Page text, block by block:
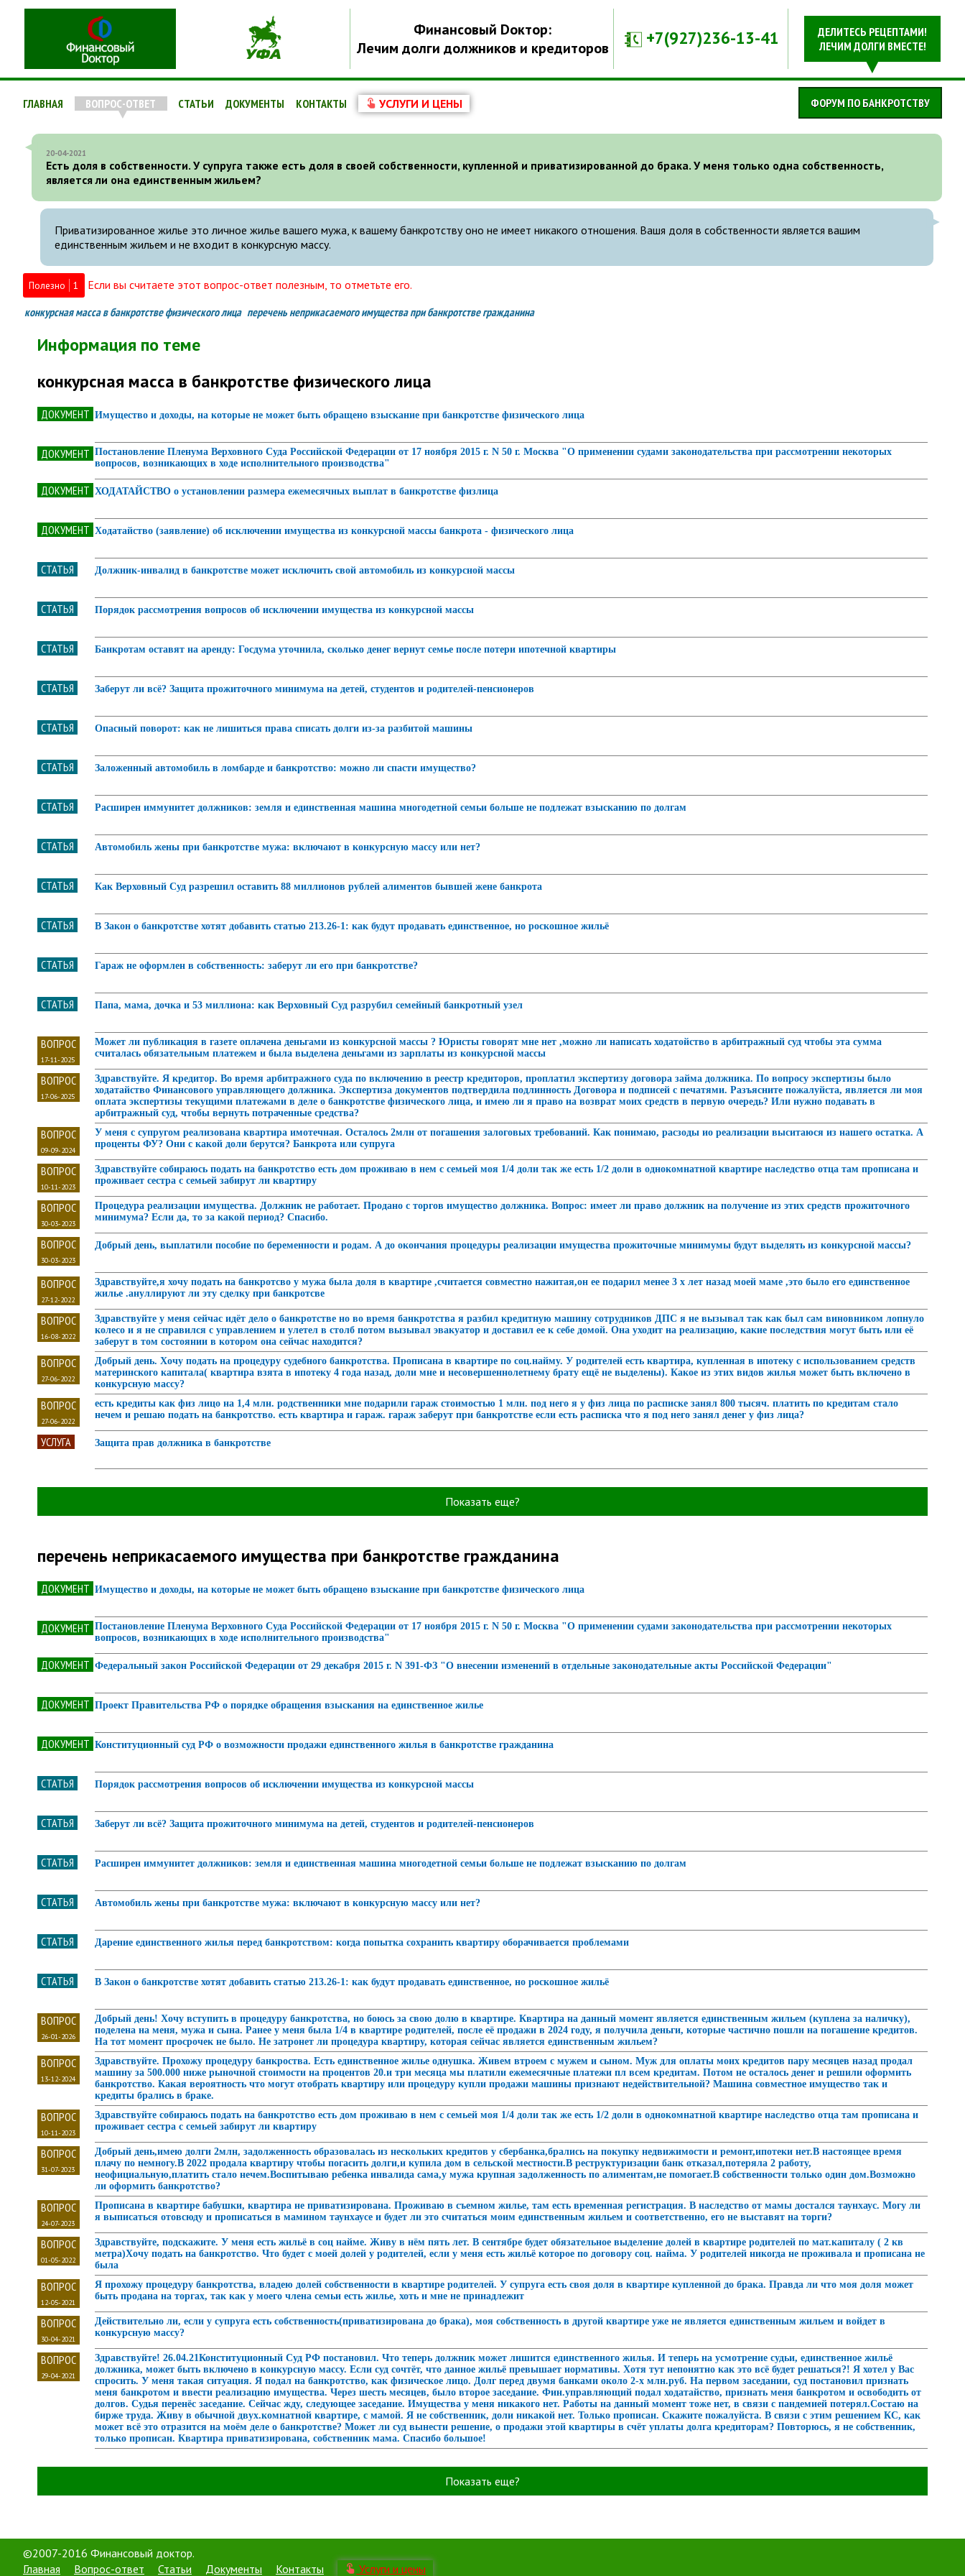
Финансовый Dоктор:
Лечим долги должников и кредиторов
+7(927)236-13-41
ДЕЛИТЕСЬ РЕЦЕПТАМИ!
ЛЕЧИМ ДОЛГИ ВМЕСТЕ!
ФОРУМ ПО БАНКРОТСТВУ
ГЛАВНАЯ ВОПРОС-ОТВЕТ СТАТЬИ ДОКУМЕНТЫ КОНТАКТЫ УСЛУГИ И ЦЕНЫ
20-04-2021
Есть доля в собственности. У супруга также есть доля в своей собственности, купленной и приватизированной до брака. У меня только одна собственность,
является ли она единственным жильем?
Приватизированное жилье это личное жилье вашего мужа, к вашему банкротству оно не имеет никакого отношения. Вашя доля в собственности является вашим
единственным жильем и не входит в конкурсную массу.
Полезно 1
Если вы считаете этот вопрос-ответ полезным, то отметьте его.
конкурсная масса в банкротстве физического лица перечень неприкасаемого имущества при банкротстве гражданина
Информация по теме
конкурсная масса в банкротстве физического лица
ДОКУМЕНТ Имущество и доходы, на которые не может быть обращено взыскание при банкротстве физического лица
ДОКУМЕНТ Постановление Пленума Верховного Суда Российской Федерации от 17 ноября 2015 г. N 50 г. Москва "О применении судами законодательства при рассмотрении некоторых
вопросов, возникающих в ходе исполнительного производства"
ДОКУМЕНТ ХОДАТАЙСТВО о установлении размера ежемесячных выплат в банкротстве физлица
ДОКУМЕНТ Ходатайство (заявление) об исключении имущества из конкурсной массы банкрота - физического лица
СТАТЬЯ Должник-инвалид в банкротстве может исключить свой автомобиль из конкурсной массы
СТАТЬЯ Порядок рассмотрения вопросов об исключении имущества из конкурсной массы
СТАТЬЯ Банкротам оставят на аренду: Госдума уточнила, сколько денег вернут семье после потери ипотечной квартиры
СТАТЬЯ Заберут ли всё? Защита прожиточного минимума на детей, студентов и родителей-пенсионеров
СТАТЬЯ Опасный поворот: как не лишиться права списать долги из-за разбитой машины
СТАТЬЯ Заложенный автомобиль в ломбарде и банкротство: можно ли спасти имущество?
СТАТЬЯ Расширен иммунитет должников: земля и единственная машина многодетной семьи больше не подлежат взысканию по долгам
СТАТЬЯ Автомобиль жены при банкротстве мужа: включают в конкурсную массу или нет?
СТАТЬЯ Как Верховный Суд разрешил оставить 88 миллионов рублей алиментов бывшей жене банкрота
СТАТЬЯ В Закон о банкротстве хотят добавить статью 213.26-1: как будут продавать единственное, но роскошное жильё
СТАТЬЯ Гараж не оформлен в собственность: заберут ли его при банкротстве?
СТАТЬЯ Папа, мама, дочка и 53 миллиона: как Верховный Суд разрубил семейный банкротный узел
ВОПРОС
17-11-2025
Может ли публикация в газете оплачена деньгами из конкурсной массы ? Юристы говорят мне нет ,можно ли написать ходатойство в арбитражный суд чтобы эта сумма
считалась обязательным платежем и была выделена деньгами из зарплаты из конкурсной массы
ВОПРОС
17-06-2025
Здравствуйте. Я кредитор. Во время арбитражного суда по включению в реестр кредиторов, проплатил экспертизу договора займа должника. По вопросу экспертизы было
ходатайство Финансового управляющего должника. Экспертиза документов подтвердила подлинность Договора и подписей с печатями. Разъясните пожалуйста, является ли моя
оплата экспертизы текущими платежами в деле о банкротстве физического лица, и имею ли я право на возврат моих средств в первую очередь? Или нужно подавать в
арбитражный суд, чтобы вернуть потраченные средства?
ВОПРОС
09-09-2024
У меня с супругом реализована квартира имотечная. Осталось 2млн от погашения залоговых требований. Как понимаю, расзоды ио реализации выситаюся из нашего остатка. А
проценты ФУ? Они с какой доли берутся? Банкрота или супруга
ВОПРОС
10-11-2023
Здравствуйте собираюсь подать на банкротство есть дом проживаю в нем с семьей моя 1/4 доли так же есть 1/2 доли в однокомнатной квартире наследство отца там прописана и
проживает сестра с семьей забирут ли квартиру
ВОПРОС
30-03-2023
Процедура реализации имущества. Должник не работает. Продано с торгов имущество должника. Вопрос: имеет ли право должник на получение из этих средств прожиточного
минимума? Если да, то за какой период? Спасибо.
ВОПРОС
30-03-2023
Добрый день, выплатили пособие по беременности и родам. А до окончания процедуры реализации имущества прожиточные минимумы будут выделять из конкурсной массы?
ВОПРОС
27-12-2022
Здравствуйте,я хочу подать на банкротсво у мужа была доля в квартире ,считается совместно нажитая,он ее подарил менее 3 х лет назад моей маме ,это было его единственное
жилье .ануллируют ли эту сделку при банкротсве
ВОПРОС
16-08-2022
Здравствуйте у меня сейчас идёт дело о банкротстве но во время банкротства я разбил кредитную машину сотрудников ДПС я не вызывал так как был сам виновником лопнуло
колесо и я не справился с управлением и улетел в столб потом вызывал эвакуатор и доставил ее к себе домой. Она уходит на реализацию, какие последствия могут быть или её
заберут в том состоянии в котором она сейчас находится?
ВОПРОС
27-06-2022
Добрый день. Хочу подать на процедуру судебного банкротства. Прописана в квартире по соц.найму. У родителей есть квартира, купленная в ипотеку с использованием средств
материнского капитала( квартира взята в ипотеку 4 года назад, доли мне и несовершеннолетнему брату ещё не выделены). Какое из этих видов жилья может быть включено в
конкурсную массу?
ВОПРОС
27-06-2022
есть кредиты как физ лицо на 1,4 млн. родственники мне подарили гараж стоимостью 1 млн. под него я у физ лица по расписке занял 800 тысяч. платить по кредитам стало
нечем и решаю подать на банкротство. есть квартира и гараж. гараж заберут при банкротстве если есть расписка что я под него занял денег у физ лица?
УСЛУГА Защита прав должника в банкротстве
Показать еще?
перечень неприкасаемого имущества при банкротстве гражданина
ДОКУМЕНТ Имущество и доходы, на которые не может быть обращено взыскание при банкротстве физического лица
ДОКУМЕНТ Постановление Пленума Верховного Суда Российской Федерации от 17 ноября 2015 г. N 50 г. Москва "О применении судами законодательства при рассмотрении некоторых
вопросов, возникающих в ходе исполнительного производства"
ДОКУМЕНТ Федеральный закон Российской Федерации от 29 декабря 2015 г. N 391-ФЗ "О внесении изменений в отдельные законодательные акты Российской Федерации"
ДОКУМЕНТ Проект Правительства РФ о порядке обращения взыскания на единственное жилье
ДОКУМЕНТ Конституционный суд РФ о возможности продажи единственного жилья в банкротстве гражданина
СТАТЬЯ Порядок рассмотрения вопросов об исключении имущества из конкурсной массы
СТАТЬЯ Заберут ли всё? Защита прожиточного минимума на детей, студентов и родителей-пенсионеров
СТАТЬЯ Расширен иммунитет должников: земля и единственная машина многодетной семьи больше не подлежат взысканию по долгам
СТАТЬЯ Автомобиль жены при банкротстве мужа: включают в конкурсную массу или нет?
СТАТЬЯ Дарение единственного жилья перед банкротством: когда попытка сохранить квартиру оборачивается проблемами
СТАТЬЯ В Закон о банкротстве хотят добавить статью 213.26-1: как будут продавать единственное, но роскошное жильё
ВОПРОС
26-01-2026
Добрый день! Хочу вступить в процедуру банкротства, но боюсь за свою долю в квартире. Квартира на данный момент является единственным жильем (куплена за наличку),
поделена на меня, мужа и сына. Ранее у меня была 1/4 в квартире родителей, после её продажи в 2024 году, я получила деньги, которые частично пошли на погашение кредитов.
На тот момент просрочек не было. Не затронет ли процедура квартиру, которая сейчас является единственным жильем?
ВОПРОС
13-12-2024
Здравствуйте. Прохожу процедуру банкроства. Есть единственное жилье однушка. Живем втроем с мужем и сыном. Муж для оплаты моих кредитов пару месяцев назад продал
машину за 500.000 ниже рыночной стоимости на процентов 20.и три месяца мы платили ежемесячные платежи пл всем кредитам. Потом не осталось денег и решили оформить
банкротство. Какая вероятность что могут отобрать квартиру или процедуру купли продажи машины признают недействительной? Машина совместное имущество так и
кредиты брались в браке.
ВОПРОС
10-11-2023
Здравствуйте собираюсь подать на банкротство есть дом проживаю в нем с семьей моя 1/4 доли так же есть 1/2 доли в однокомнатной квартире наследство отца там прописана и
проживает сестра с семьей забирут ли квартиру
ВОПРОС
31-07-2023
Добрый день,имею долги 2млн, задолженность образовалась из нескольких кредитов у сбербанка,брались на покупку недвижимости и ремонт,ипотеки нет.В настоящее время
плачу по немногу.В 2022 продала квартиру чтобы погасить долги,и купила дом в сельской местности.В реструктуризации банк отказал,потеряла 2 работу,
неофициальную,платить стало нечем.Воспитываю ребенка инвалида сама,у мужа крупная задолженность по алиментам,не помогает.В собственности только один дом.Возможно
ли оформить банкротство?
ВОПРОС
24-07-2023
Прописана в квартире бабушки, квартира не приватизирована. Проживаю в съемном жилье, там есть временная регистрация. В наследство от мамы достался таунхаус. Могу ли
я выписаться отовсюду и прописаться в мамином таунхаусе и будет ли это считаться моим единственным жильем и соответственно, его не выставят на торги?
ВОПРОС
01-05-2022
Здравствуйте, подскажите. У меня есть жильё в соц найме. Живу в нём пять лет. В сентябре будет обязательное выделение долей в квартире родителей по мат.капиталу ( 2 кв
метра)Хочу подать на банкротство. Что будет с моей долей у родителей, если у меня есть жильё которое по договору соц. найма. У родителей никогда не проживала и прописана не
была
ВОПРОС
12-05-2021
Я прохожу процедуру банкротства, владею долей собственности в квартире родителей. У супруга есть своя доля в квартире купленной до брака. Правда ли что моя доля может
быть продана на торгах, так как у моего члена семьи есть жилье, хоть и мне не принадлежит
ВОПРОС
30-04-2021
Действительно ли, если у супруга есть собственность(приватизирована до брака), моя собственность в другой квартире уже не является единственным жильем и войдет в
конкурсную массу?
ВОПРОС
29-04-2021
Здравствуйте! 26.04.21Конституционный Суд РФ постановил. Что теперь должник может лишится единственного жилья. И теперь на усмотрение судьи, единственное жильё
должника, может быть включено в конкурсную массу. Если суд сочтёт, что данное жильё превышает нормативы. Хотя тут непонятно как это всё будет решаться?! Я хотел у Вас
спросить. У меня такая ситуация. Я подал на банкротство, как физическое лицо. Долг перед двумя банками около 2-х млн.руб. На первом заседании, суд постановил признать
меня банкротом и ввести реализацию имущества. Через шесть месяцев, было второе заседание. Фин.управляющий подал ходатайство, признать меня банкротом и освободить от
долгов. Судья перенёс заседание. Сейчас жду, следующее заседание. Имущества у меня никакого нет. Работы на данный момент тоже нет, в связи с пандемией потерял.Состаю на
бирже труда. Живу в обычной двух.комнатной квартире, с мамой. Я не собственник, доли никакой нет. Только прописан. Скажите пожалуйста. В связи с этим решением КС, как
может всё это отразится на моём деле о банкротстве? Может ли суд вынести решение, о продажи этой квартиры в счёт уплаты долга кредиторам? Повторюсь, я не собственник,
только прописан. Квартира приватизирована, собственник мама. Спасибо большое!
Показать еще?
©2007-2016 Финансовый доктор.
Главная
Вопрос-ответ Статьи Документы Контакты Услуги и цены